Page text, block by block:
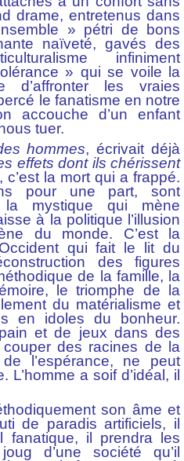
drame, entretenus dans
» pétri de bons
naïveté, gavés des
infiniment
» qui se voile la
d’affronter les vraies
le fanatisme en notre
accouche d’un enfant
tuer.
hommes, écrivait déjà
effets dont ils chérissent
c’est la mort qui a frappé.
pour une part, sont
la mystique qui mène
à la politique l’illusion
du monde. C’est la
qui fait le lit du
des figures
de la famille, la
le triomphe de la
du matérialisme et
en idoles du bonheur.
et de jeux dans des
des racines de la
l’espérance, ne peut
L’homme a soif d’idéal, il
son âme et
de paradis artificiels, il
fanatique, il prendra les
d’une société qu’il